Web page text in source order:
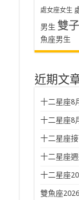
處女座女生
男生 雙
魚座男生
近期文
十二星座8
十二星座8
十二星座
十二星座
十二星座
雙魚座